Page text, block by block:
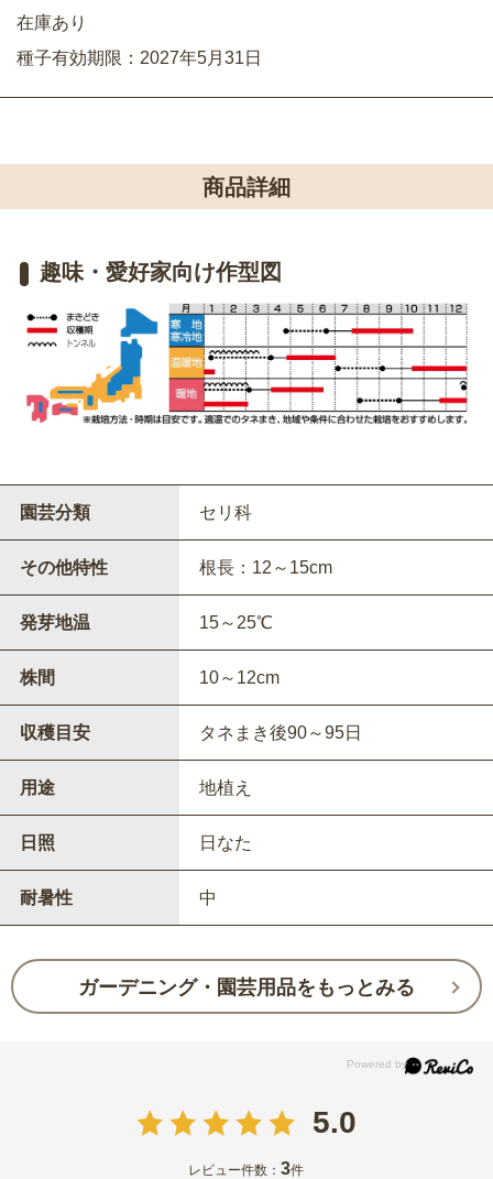
在庫あり
種子有効期限：2027年5月31日
商品詳細
趣味・愛好家向け作型図
園芸分類 セリ科
その他特性 根長：12～15cm
発芽地温 15～25℃
株間 10～12cm
収穫目安 タネまき後90～95日
用途 地植え
日照 日なた
耐暑性 中
ガーデニング・園芸用品をもっとみる
5.0
レビュー件数：3件